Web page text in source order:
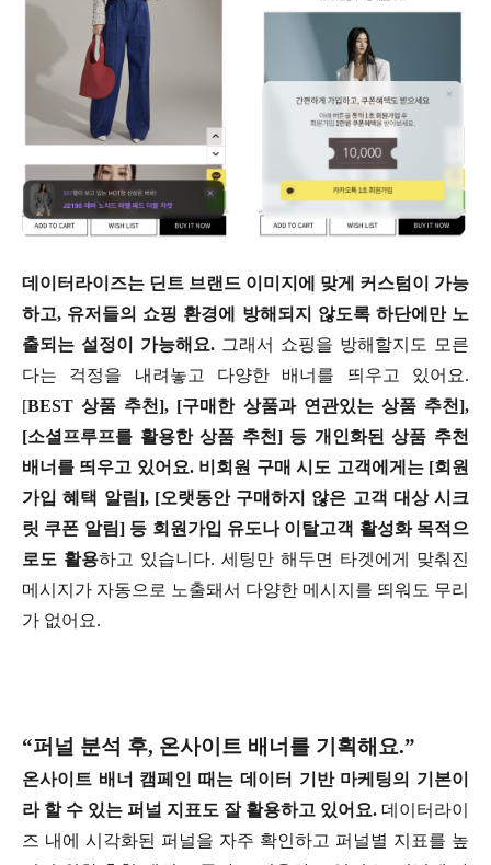
데이터라이즈는 딘트 브랜드 이미지에 맞게 커스텀이 가능
하고, 유저들의 쇼핑 환경에 방해되지 않도록 하단에만 노
출되는 설정이 가능해요. 그래서 쇼핑을 방해할지도 모른
다는 걱정을 내려놓고 다양한 배너를 띄우고 있어요.
[BEST 상품 추천], [구매한 상품과 연관있는 상품 추천],
[소셜프루프를 활용한 상품 추천] 등 개인화된 상품 추천
배너를 띄우고 있어요. 비회원 구매 시도 고객에게는 [회원
가입 혜택 알림], [오랫동안 구매하지 않은 고객 대상 시크
릿 쿠폰 알림] 등 회원가입 유도나 이탈고객 활성화 목적으
로도 활용하고 있습니다. 세팅만 해두면 타겟에게 맞춰진
메시지가 자동으로 노출돼서 다양한 메시지를 띄워도 무리
가 없어요.
“퍼널 분석 후, 온사이트 배너를 기획해요.”
온사이트 배너 캠페인 때는 데이터 기반 마케팅의 기본이
라 할 수 있는 퍼널 지표도 잘 활용하고 있어요. 데이터라이
즈 내에 시각화된 퍼널을 자주 확인하고 퍼널별 지표를 높